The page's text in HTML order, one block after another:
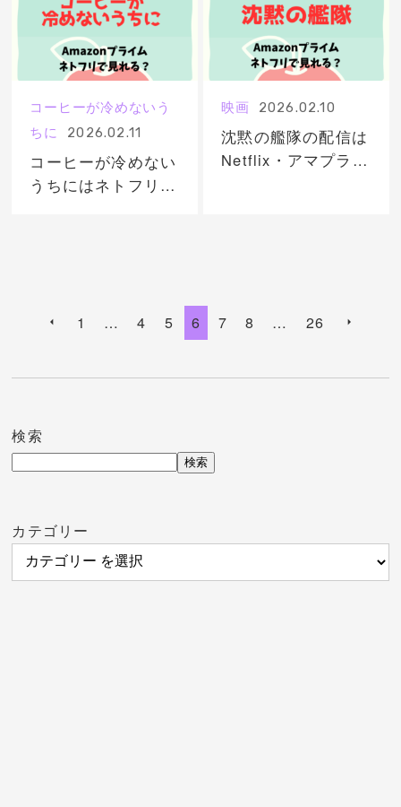
コーヒーが冷めないう
ちに
2026.02.11
コーヒーが冷めない
うちにはネトフリ・
映画 2026.02.10
沈黙の艦隊の配信は
Netflix・アマプラど
1 … 4 5 6 7 8 … 26
検索
検索
カテゴリー